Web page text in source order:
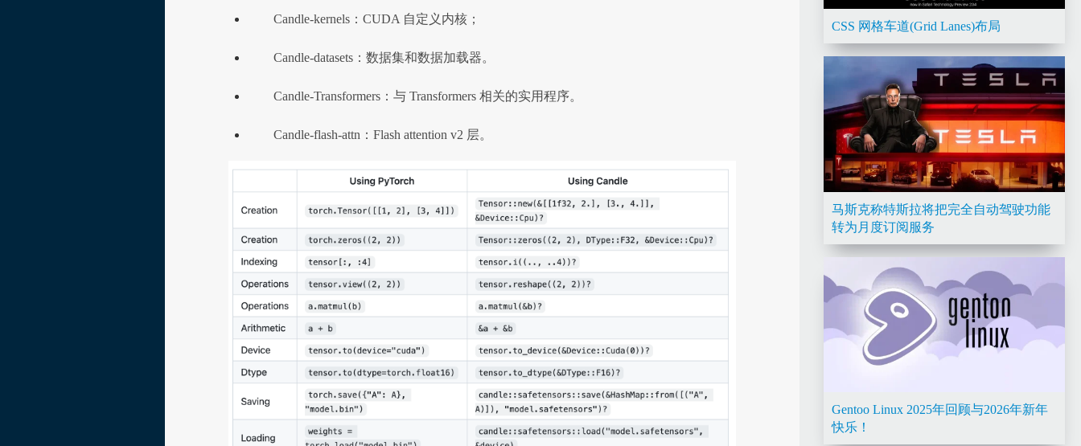
Candle-kernels：CUDA 自定义内核；
Candle-datasets：数据集和数据加载器。
Candle-Transformers：与 Transformers 相关的实用程序。
Candle-flash-attn：Flash attention v2 层。
CSS 网格车道(Grid Lanes)布局
马斯克称特斯拉将把完全自动驾驶功能
转为月度订阅服务
Gentoo Linux 2025年回顾与2026年新年
快乐！